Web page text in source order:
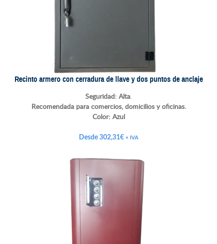
Recinto armero con cerradura de llave y dos puntos de anclaje
Seguridad: Alta
Recomendada para comercios, domicilios y oficinas.
Color: Azul
Desde302,31€ + IVA